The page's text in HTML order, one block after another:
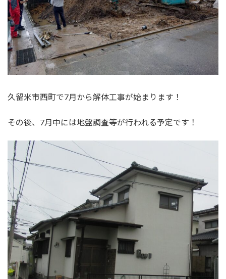
久留米市西町で7月から解体工事が始まります！
その後、7月中には地盤調査等が行われる予定です！